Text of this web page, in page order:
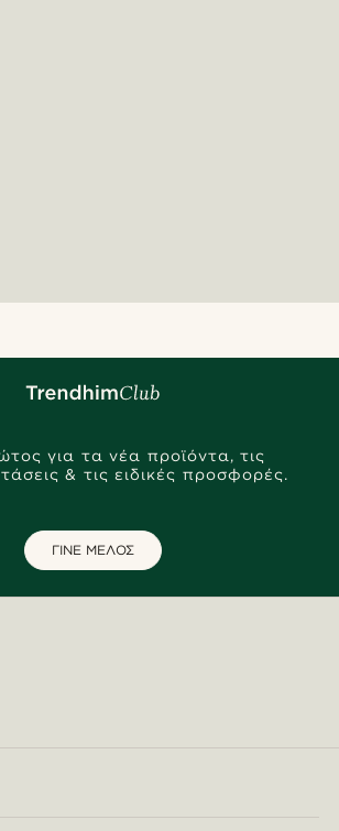
για τα νέα προϊόντα, τις
& τις ειδικές προσφορές.
ΓΙΝΕ ΜΕΛΟΣ